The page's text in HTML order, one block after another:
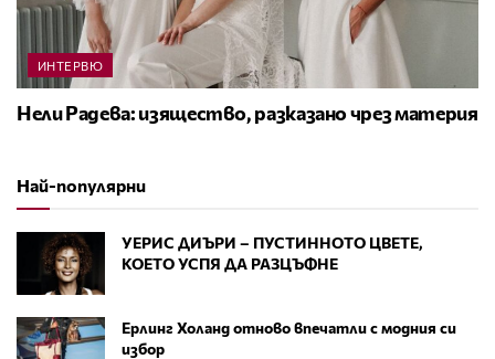
ИНТЕРВЮ
Нели Радева: изящество, разказано чрез материя
Най-популярни
УЕРИС ДИЪРИ – ПУСТИННОТО ЦВЕТЕ,
КОЕТО УСПЯ ДА РАЗЦЪФНЕ
Ерлинг Холанд отново впечатли с модния си
избор